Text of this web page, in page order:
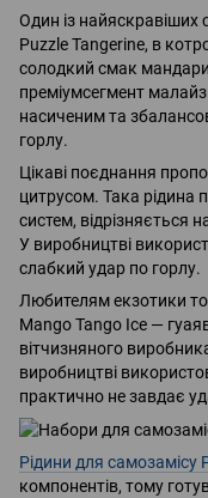
Один із найяскравіших
Puzzle Tangerine, в
солодкий смак
преміумсегмент
насиченим та
горлу.
Цікаві поєднання
цитрусом. Така рідина
систем, відрізняється
У виробництві
слабкий удар по горлу.
Любителям екзотики
Mango Tango Ice —
вітчизняного
виробництві
практично не завдає
Рідини для самозамісу
компонентів, тому